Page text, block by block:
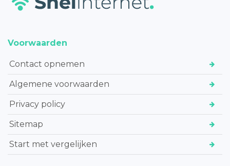
Voorwaarden
Contact opnemen
Algemene voorwaarden
Privacy policy
Sitemap
Start met vergelijken